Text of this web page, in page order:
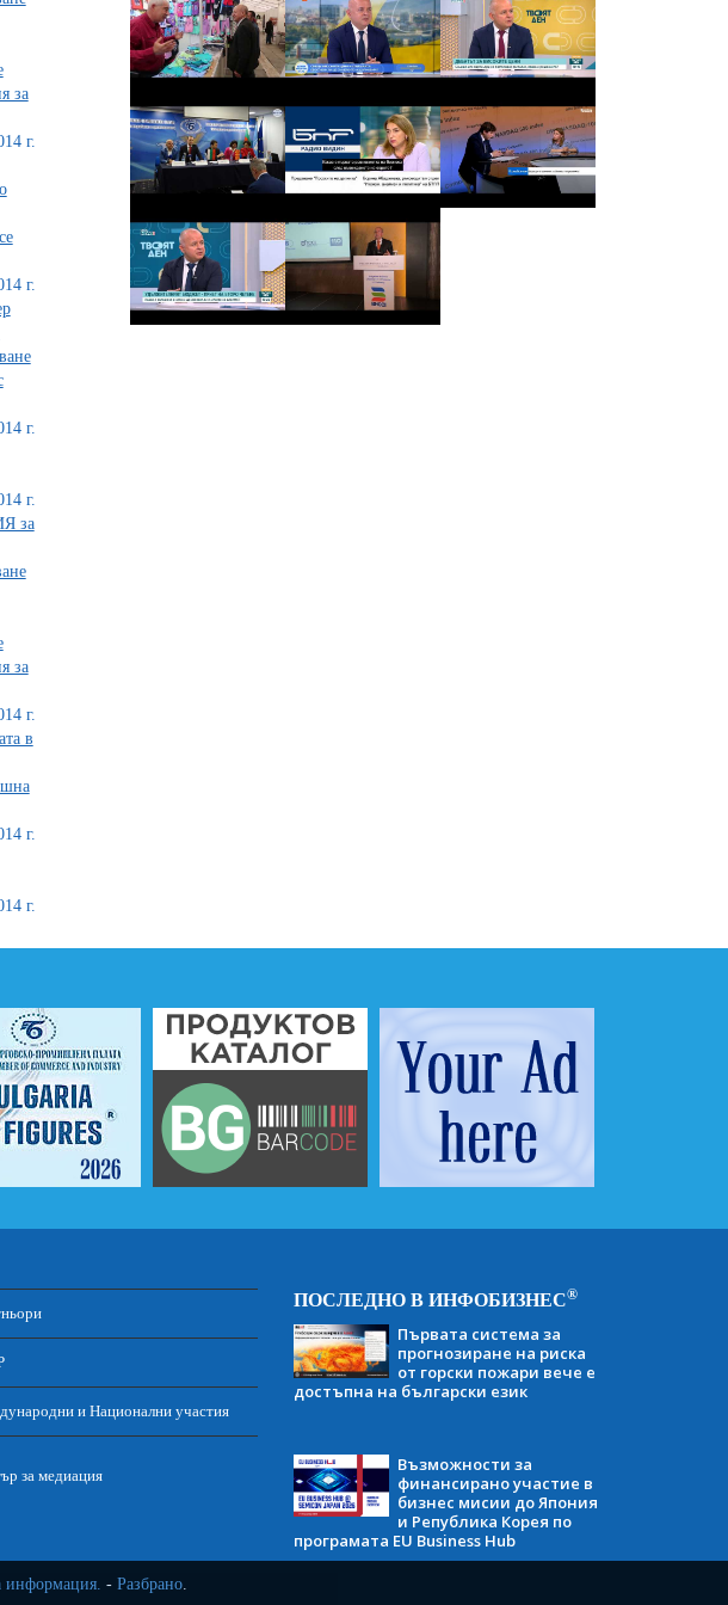
информация. - Разбрано.
за
г.
г.
г.
г.
за
за
г.
в
г.
г.
и Национални участия
за медиация
ПОСЛЕДНО В ИНФОБИЗНЕС®
Първата система за
прогнозиране на риска
от горски пожари вече е
достъпна на български език
Възможности за
финансирано участие в
бизнес мисии до Япония
и Република Корея по
програмата EU Business Hub